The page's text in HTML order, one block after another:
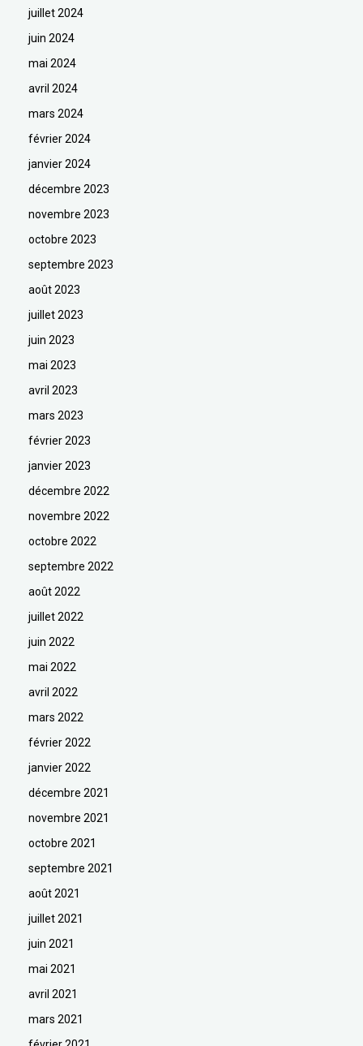
juillet 2024
juin 2024
mai 2024
avril 2024
mars 2024
février 2024
janvier 2024
décembre 2023
novembre 2023
octobre 2023
septembre 2023
août 2023
juillet 2023
juin 2023
mai 2023
avril 2023
mars 2023
février 2023
janvier 2023
décembre 2022
novembre 2022
octobre 2022
septembre 2022
août 2022
juillet 2022
juin 2022
mai 2022
avril 2022
mars 2022
février 2022
janvier 2022
décembre 2021
novembre 2021
octobre 2021
septembre 2021
août 2021
juillet 2021
juin 2021
mai 2021
avril 2021
mars 2021